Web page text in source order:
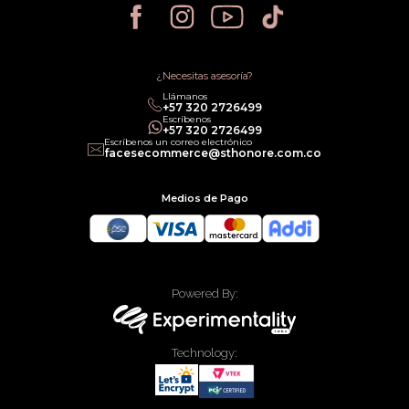
Política de Privacidad
Política de Cancelación
Política legal de Gift Cards¿Necesitas asesoría?
Llámanos
‎+57 320 2726499
Escríbenos
‎+57 320 2726499
Escríbenos un correo electrónico
facesecommerce@sthonore.com.co
Medios de Pago
Powered By:
Technology: